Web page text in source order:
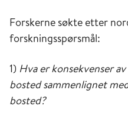
Forskerne søkte etter
forskningsspørsmål:
1) Hva er konsekvenser
bosted sammenlignet
bosted?